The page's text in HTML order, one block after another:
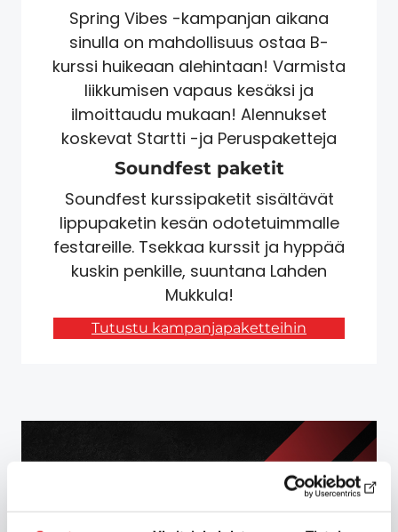
Spring Vibes -kampanjan aikana
sinulla on mahdollisuus ostaa B-
kurssi huikeaan alehintaan! Varmista
liikkumisen vapaus kesäksi ja
ilmoittaudu mukaan! Alennukset
koskevat Startti -ja Peruspaketteja
Soundfest paketit
Soundfest kurssipaketit sisältävät
lippupaketin kesän odotetuimmalle
festareille. Tsekkaa kurssit ja hyppää
kuskin penkille, suuntana Lahden
Mukkula!
Tutustu kampanjapaketteihin